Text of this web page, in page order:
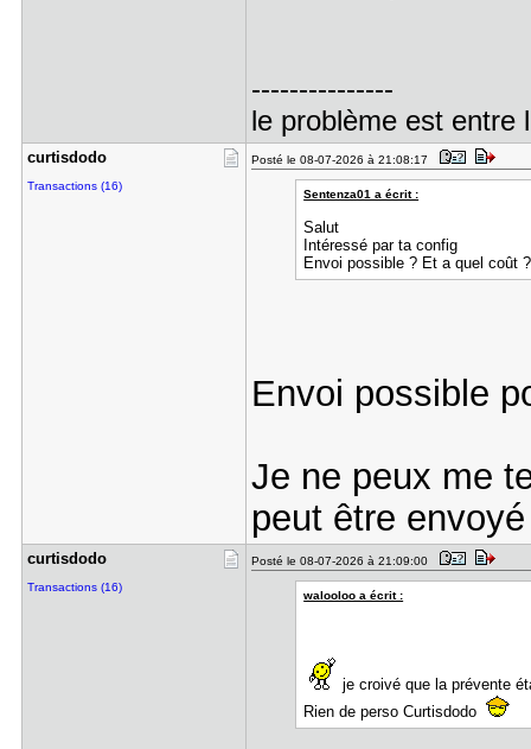
---------------
le problème est entre
curtisdodo
Transactions (16)
Posté le 08-07-2026 à 21:08:17
Sentenza01 a écrit :
Salut
Intéressé par ta config
Envoi possible ? Et a quel coût ?
Envoi possible
Je ne peux me
peut être
curtisdodo
Transactions (16)
Posté le 08-07-2026 à 21:09:00
walooloo a écrit :
je croivé que la prévente
Rien de perso Curtisdodo